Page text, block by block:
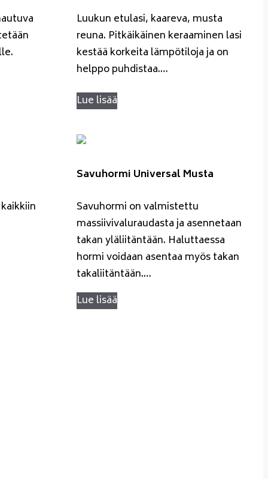
Luukun etulasi, kaareva, musta
reuna. Pitkäikäinen keraaminen lasi
kestää korkeita lämpötiloja ja on
helppo puhdistaa.…
Lue lisää
Savuhormi Universal Musta
Savuhormi on valmistettu
massiivivaluraudasta ja asennetaan
takan yläliitäntään. Haluttaessa
hormi voidaan asentaa myös takan
takaliitäntään.…
Lue lisää